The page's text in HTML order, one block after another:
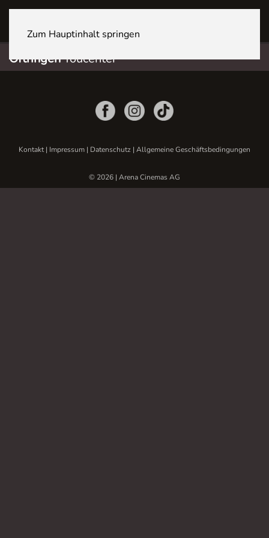
Zum Hauptinhalt springen
OftringenYoucenter
Kontakt| Impressum | Datenschutz | Allgemeine Geschäftsbedingungen
© 2026 | Arena Cinemas AG